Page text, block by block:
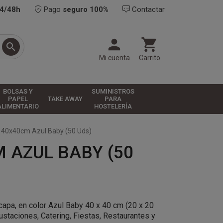
48h Pago seguro 100% Contactar
 
Mi cuenta

Carrito
BOLSAS Y
PAPEL
TAKE AWAY
SUMINISTROS
PARA
HOSTELERÍA
Azul Baby (50 Uds)
AZUL BABY (50
en color Azul Baby 40 x 40 cm (20 x 20
Catering, Fiestas, Restaurantes y